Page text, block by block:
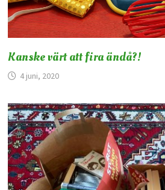
Kanske värt att fira ändå?!
4 juni, 2020